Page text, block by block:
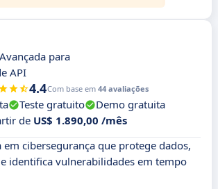
para
API
4.4Com base em 44 avaliações
Teste gratuito
Demo gratuita
de US$ 1.890,00 /mês
em cibersegurança que protege dados,
identifica vulnerabilidades em tempo